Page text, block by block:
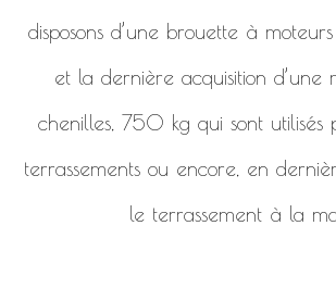
disposons d’une brouette à
et la dernière acquisition d’une
chenilles, 750 kg qui sont utilisés
terrassements ou encore, en
le terrassement à la